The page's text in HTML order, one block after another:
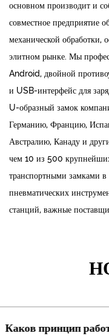
основном производит и
совместное предприятие
механической обработки,
элитном рынке. Мы
Android, двойной
и USB-интерфейс для
U-образный замок
Германию, Францию,
Австралию, Канаду и
чем 10 из 500
транспортными замками в
пневматических
станций, важные